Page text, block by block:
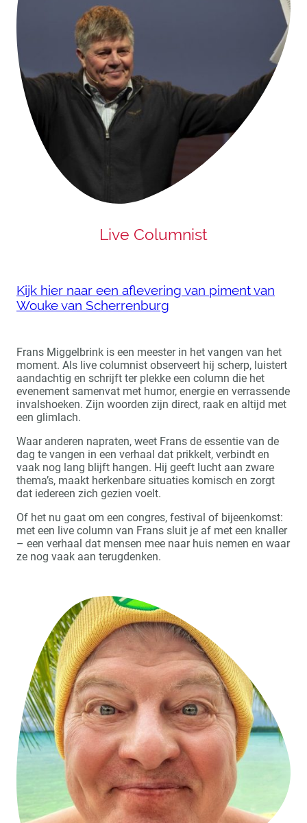
Live Columnist
Kijk hier naar een aflevering van piment van
Wouke van Scherrenburg
Frans Miggelbrink is een meester in het vangen van het
moment. Als live columnist observeert hij scherp, luistert
aandachtig en schrijft ter plekke een column die het
evenement samenvat met humor, energie en verrassende
invalshoeken. Zijn woorden zijn direct, raak en altijd met
een glimlach.
Waar anderen napraten, weet Frans de essentie van de
dag te vangen in een verhaal dat prikkelt, verbindt en
vaak nog lang blijft hangen. Hij geeft lucht aan zware
thema’s, maakt herkenbare situaties komisch en zorgt
dat iedereen zich gezien voelt.
Of het nu gaat om een congres, festival of bijeenkomst:
met een live column van Frans sluit je af met een knaller
– een verhaal dat mensen mee naar huis nemen en waar
ze nog vaak aan terugdenken.